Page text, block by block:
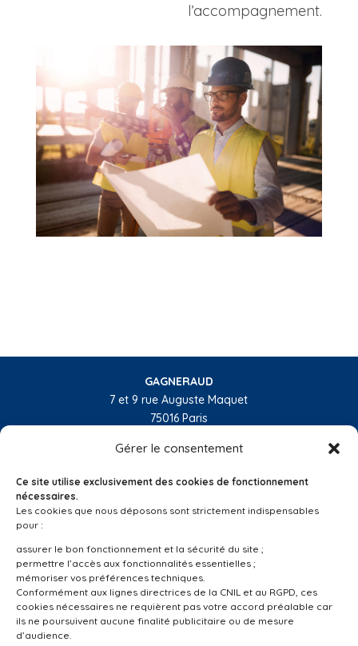
Gérer le consentement
Ce site utilise exclusivement des cookies de fonctionnement
nécessaires.
Les cookies que nous déposons sont strictement indispensables
pour :
assurer le bon fonctionnement et la sécurité du site ;
permettre l’accès aux fonctionnalités essentielles ;
mémoriser vos préférences techniques.
Conformément aux lignes directrices de la CNIL et au RGPD, ces
cookies nécessaires ne requièrent pas votre accord préalable car
ils ne poursuivent aucune finalité publicitaire ou de mesure
d’audience.
l’accompagnement.
GAGNERAUD
7 et 9 rue Auguste Maquet
75016 Paris
Réalisations
Nous recrutons
Linkedin